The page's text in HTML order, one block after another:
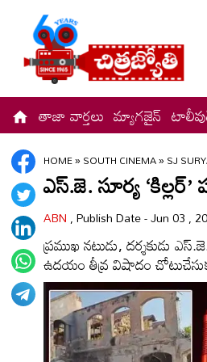
తాజా వార్తలు మ్యాగజైన్
HOME»SOUTH CINEMA»SJ
ఎస్‌.జె. సూర్య
ABN, Publish Date - Jun 03 ,
ప్రముఖ నటుడు, దర్శకుడు
ఉదయం తీవ్ర విషాదం